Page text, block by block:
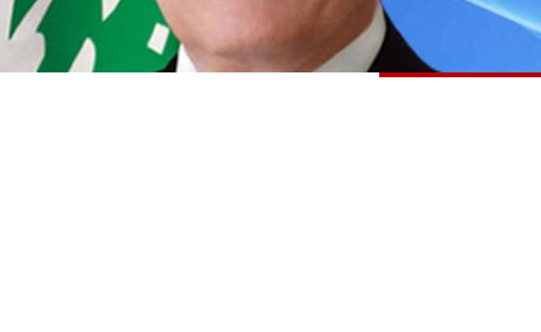
جدول البرامج
شاهد البرامج
الترددات